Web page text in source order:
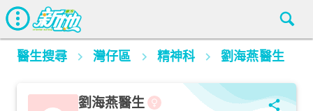
醫生搜尋 灣仔區 精神科 劉海燕醫生
劉海燕醫生